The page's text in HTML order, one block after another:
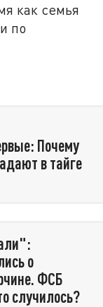
как семья
по
Почему
в тайге
о
ФСБ
случилось?